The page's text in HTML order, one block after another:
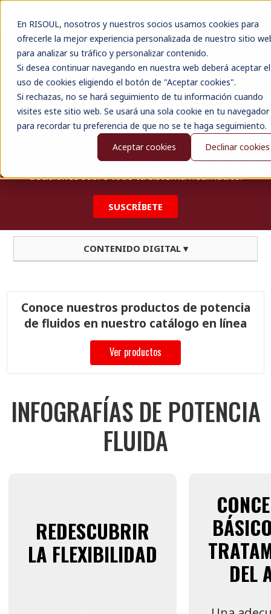
En RISOUL, nosotros y nuestros socios usamos cookies para
ofrecerle la mejor experiencia personalizada de nuestro sitio
para analizar su tráfico y personalizar contenido.
Si desea continuar navegando en nuestra web deberá aceptar el
uso de cookies eligiendo el botón de "Aceptar cookies".
Si rechazas, no se hará seguimiento de tu información cuando
visites este sitio web. Se usará una sola cookie en tu navegador
para recordar tu preferencia de que no se te haga seguimiento.
Aceptar cookies
Declinar cookies
Soluciones en
potencia fluida
En este sitio encontraras todo sobre neumática
industrial, te proporcionaremos las herramientas y
conocimientos necesarios para tomar las mejores
decisiones sobre todo tu sistema neumático.
SUSCRÍBETE
CONTENIDO DIGITAL ▾
Conoce nuestros productos de potencia
de fluidos en nuestro catálogo en línea
Ver productos
INFOGRAFÍAS DE POTENCIA
FLUIDA
REDESCUBRIR
LA FLEXIBILIDAD
DEL